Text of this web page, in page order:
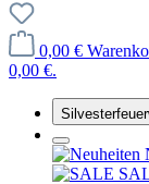
0,00 €
0,00 €.